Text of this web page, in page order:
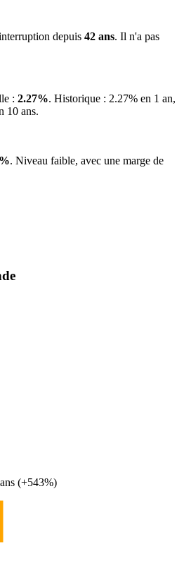
depuis 42 ans. Il n'a pas
: 2.27%. Historique : 2.27% en 1 an,
10 ans.
. Niveau faible, avec une marge de
(+543%)